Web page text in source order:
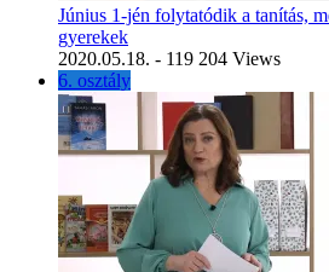
Június 1-jén folytatódik a tanítás,
gyerekek
2020.05.18. - 119 204 Views
6. osztály